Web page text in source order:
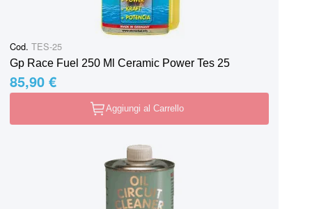
Cod. TES-25
Gp Race Fuel 250 Ml Ceramic Power Tes 25
85,90 €
Aggiungi al Carrello